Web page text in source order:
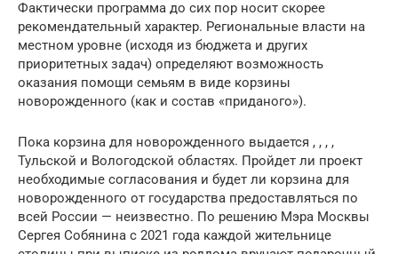
Фактически программа до сих пор носит скорее
рекомендательный характер. Региональные власти на
местном уровне (исходя из бюджета и других
приоритетных задач) определяют возможность
оказания помощи семьям в виде корзины
новорожденного (как и состав «приданого»).
Пока корзина для новорожденного выдается , , , ,
Тульской и Вологодской областях. Пройдет ли проект
необходимые согласования и будет ли корзина для
новорожденного от государства предоставляться по
всей России — неизвестно. По решению Мэра Москвы
Сергея Собянина с 2021 года каждой жительнице